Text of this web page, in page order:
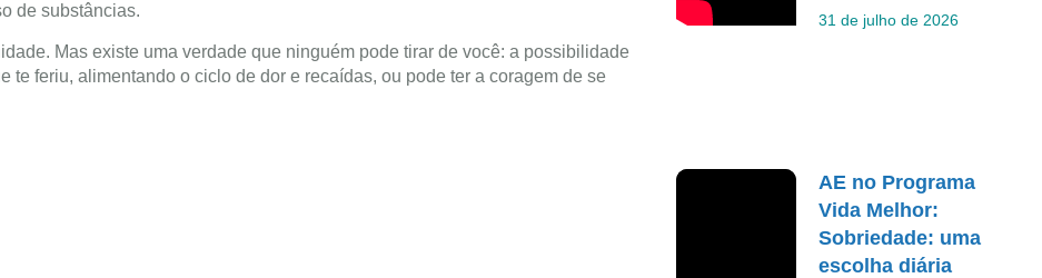
de substâncias.
Mas existe uma verdade que ninguém pode tirar de você: a possibilidade
te feriu, alimentando o ciclo de dor e recaídas, ou pode ter a coragem de se
31 de julho de 2026
AE no Programa
Vida Melhor:
Sobriedade: uma
escolha diária